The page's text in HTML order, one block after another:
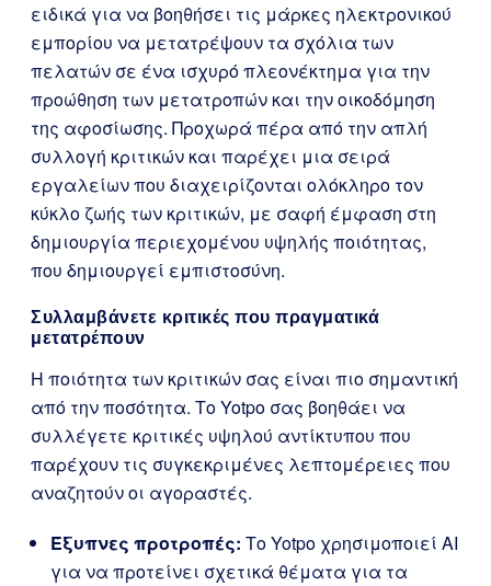
ειδικά για να βοηθήσει τις μάρκες ηλεκτρονικού
εμπορίου να μετατρέψουν τα σχόλια των
πελατών σε ένα ισχυρό πλεονέκτημα για την
προώθηση των μετατροπών και την οικοδόμηση
της αφοσίωσης. Προχωρά πέρα από την απλή
συλλογή κριτικών και παρέχει μια σειρά
εργαλείων που διαχειρίζονται ολόκληρο τον
κύκλο ζωής των κριτικών, με σαφή έμφαση στη
δημιουργία περιεχομένου υψηλής ποιότητας,
που δημιουργεί εμπιστοσύνη.
Συλλαμβάνετε κριτικές που πραγματικά
μετατρέπουν
Η ποιότητα των κριτικών σας είναι πιο σημαντική
από την ποσότητα. Το Yotpo σας βοηθάει να
συλλέγετε κριτικές υψηλού αντίκτυπου που
παρέχουν τις συγκεκριμένες λεπτομέρειες που
αναζητούν οι αγοραστές.
Έξυπνες προτροπές: Το Yotpo χρησιμοποιεί AI
για να προτείνει σχετικά θέματα για τα